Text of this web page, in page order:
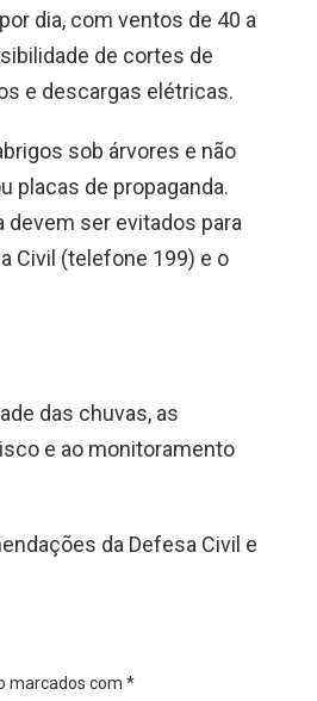
dia, com ventos de 40 a
de cortes de
e descargas elétricas.
sob árvores e não
placas de propaganda.
ser evitados para
Civil (telefone 199) e o
das chuvas, as
e ao monitoramento
da Defesa Civil e
marcados com *